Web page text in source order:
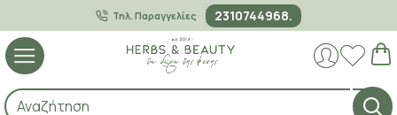
Τηλ. Παραγγελίες 2310744968.